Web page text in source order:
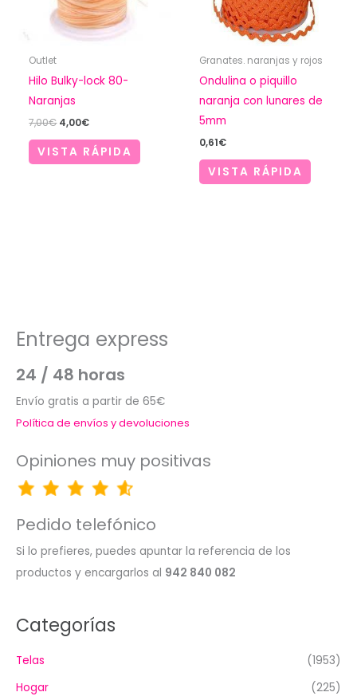
Outlet
Hilo Bulky-lock 80-
Naranjas
7,00€ El
original
era:
4,00€El
actual
es:
VISTA RÁPIDA
Granates. naranjas y rojos
Ondulina o piquillo
naranja con lunares de
5mm
0,61€
VISTA RÁPIDA
Entrega express
24 / 48 horas
Envío gratis a partir de 65€
Política de envíos y devoluciones
Opiniones muy positivas
Pedido telefónico
Si lo prefieres, puedes apuntar la referencia de los
productos y encargarlos al 942 840 082
Categorías
Telas
(1953)
Hogar
(225)